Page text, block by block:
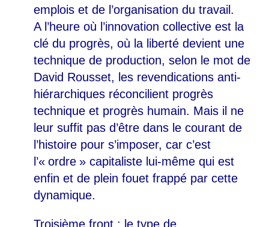
emplois et de l’organisation du travail.
A l’heure où l’innovation collective est la
clé du progrès, où la liberté devient une
technique de production, selon le mot de
David Rousset, les revendications anti-
hiérarchiques réconcilient progrès
technique et progrès humain. Mais il ne
leur suffit pas d’être dans le courant de
l’histoire pour s’imposer, car c’est
l’« ordre » capitaliste lui-même qui est
enfin et de plein fouet frappé par cette
dynamique.
Troisième front : le type de